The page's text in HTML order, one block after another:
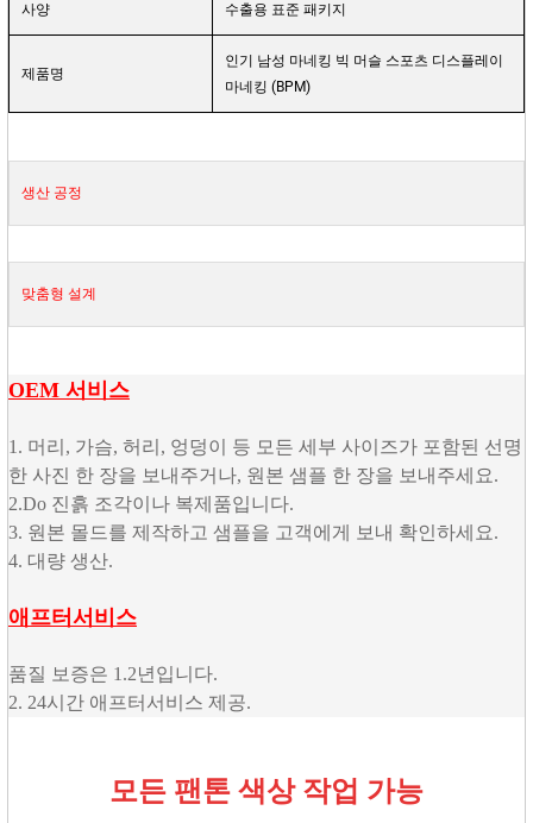
사양 수출용 표준 패키지
제품명
인기 남성 마네킹 빅 머슬 스포츠 디스플레이
마네킹 (BPM)
생산 공정
맞춤형 설계
OEM 서비스
1. 머리, 가슴, 허리, 엉덩이 등 모든 세부 사이즈가 포함된 선명
한 사진 한 장을 보내주거나, 원본 샘플 한 장을 보내주세요.
2.Do 진흙 조각이나 복제품입니다.
3. 원본 몰드를 제작하고 샘플을 고객에게 보내 확인하세요.
4. 대량 생산.
애프터서비스
품질 보증은 1.2년입니다.
2. 24시간 애프터서비스 제공.
모든 팬톤 색상 작업 가능